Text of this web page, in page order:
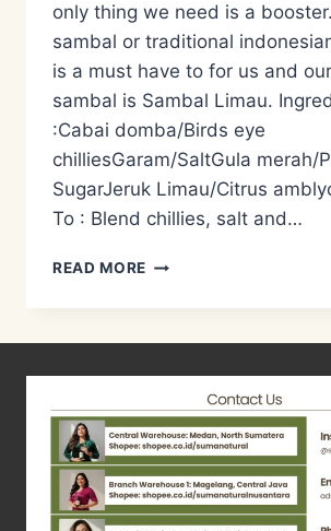
only thing we need is a
sambal or traditional
is a must have to for us and
sambal is Sambal Limau.
:Cabai domba/Birds eye
chilliesGaram/SaltGula merah/
SugarJeruk Limau/Citrus
To : Blend chillies, salt and…
READ MORE RESEP
RAWIT